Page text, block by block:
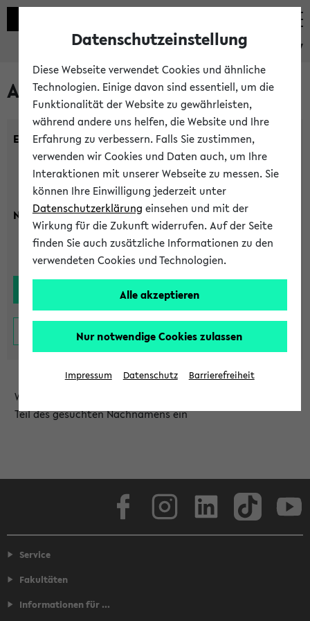
eKVV
Alle Lehrenden
Einrichtung:
Nachname:
Wählen Sie die Einrichtung aus und/oder geben Sie einen
Teil des gesuchten Nachnamens ein
Service
Fakultäten
Informationen für ...
Datenschutzeinstellung
Diese Webseite verwendet Cookies und ähnliche
Technologien. Einige davon sind essentiell, um die
Funktionalität der Website zu gewährleisten,
während andere uns helfen, die Website und Ihre
Erfahrung zu verbessern. Falls Sie zustimmen,
verwenden wir Cookies und Daten auch, um Ihre
Interaktionen mit unserer Webseite zu messen. Sie
können Ihre Einwilligung jederzeit unter
Datenschutzerklärung einsehen und mit der
Wirkung für die Zukunft widerrufen. Auf der Seite
finden Sie auch zusätzliche Informationen zu den
verwendeten Cookies und Technologien.
Alle akzeptieren
Nur notwendige Cookies zulassen
Impressum Datenschutz Barrierefreiheit